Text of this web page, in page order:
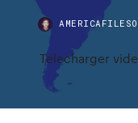
Telecharger